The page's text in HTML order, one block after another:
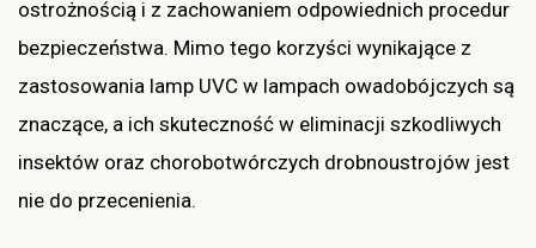
ostrożnością i z zachowaniem odpowiednich procedur
bezpieczeństwa. Mimo tego korzyści wynikające z
zastosowania lamp UVC w lampach owadobójczych są
znaczące, a ich skuteczność w eliminacji szkodliwych
insektów oraz chorobotwórczych drobnoustrojów jest
nie do przecenienia.